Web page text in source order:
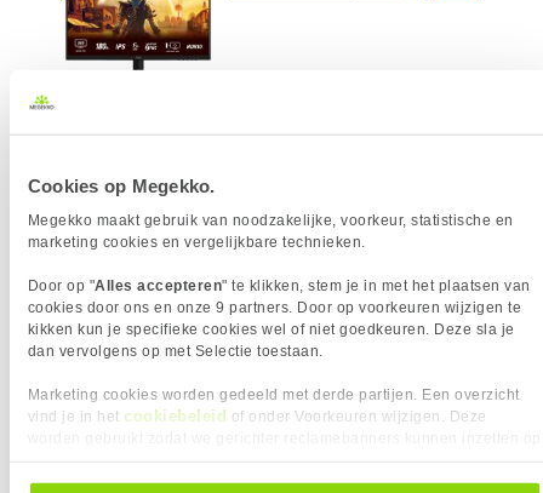
Cookies op Megekko.
Megekko maakt gebruik van noodzakelijke, voorkeur, statistische en
marketing cookies en vergelijkbare technieken.
Door op "Alles accepteren" te klikken, stem je in met het plaatsen van
cookies door ons en onze 9 partners. Door op voorkeuren wijzigen te
kikken kun je specifieke cookies wel of niet goedkeuren. Deze sla je
dan vervolgens op met Selectie toestaan.
Marketing cookies worden gedeeld met derde partijen. Een overzicht
vind je in het cookiebeleid of onder Voorkeuren wijzigen. Deze
alle cookies. Je kunt je gegeven toestemming altijd intrekken, dit doe je
Resolutieklasse
Scherm Diagonaal
27.0 inch (68.6cm)
Schermverhouding
16:9
Paneel Type
IPS
HDR Type
HDR10
Reactietijd
1 ms